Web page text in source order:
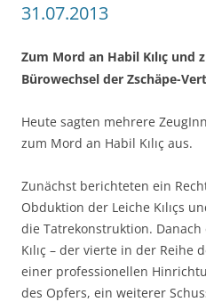
31.07.2013
Zum Mord an Habil Kılıç
Bürowechsel der Zschäpe-
Heute sagten mehrere
zum Mord an Habil Kılıç aus.
Zunächst berichteten ein
Obduktion der Leiche Kılıçs
die Tatrekonstruktion.
Kılıç – der vierte in der Reihe
einer professionellen
des Opfers, ein weiterer